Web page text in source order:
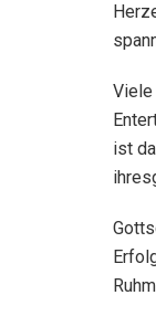
Viele
ist